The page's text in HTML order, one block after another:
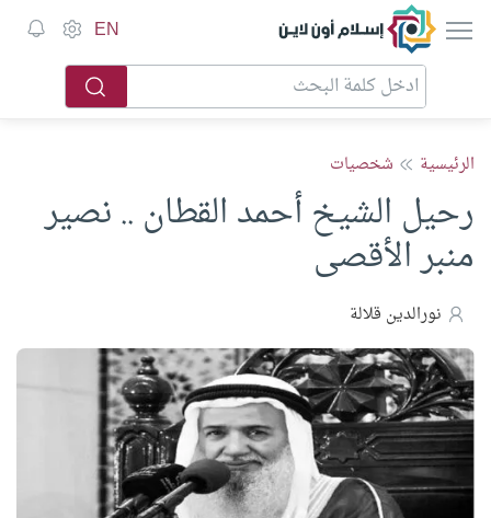
إسلام أون لاين EN
الرئيسية شخصيات
رحيل الشيخ أحمد القطان .. نصير
منبر الأقصى
نورالدين قلالة